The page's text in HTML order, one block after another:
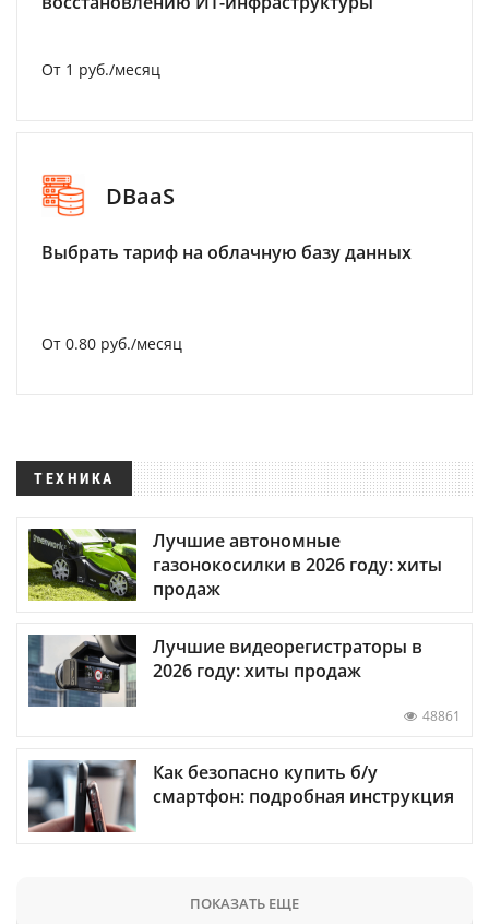
От 1 руб./месяц
DBaaS
Выбрать тариф на облачную базу данных
От 0.80 руб./месяц
ТЕХНИКА
Лучшие автономные
газонокосилки в 2026 году: хиты
продаж
Лучшие видеорегистраторы в
2026 году: хиты продаж
48861
Как безопасно купить б/у
смартфон: подробная инструкция
ПОКАЗАТЬ ЕЩЕ